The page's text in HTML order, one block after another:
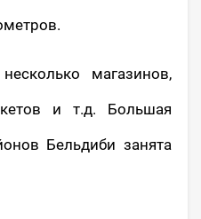
магазинов,
и т.д. Большая
Бельдиби занята